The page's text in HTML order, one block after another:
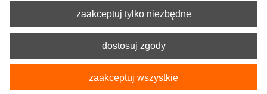
MOŻLIWE FORMY PŁATNOŚCI
pokaż pełną wersję strony
zaakceptuj tylko niezbędne
dostosuj zgody
zaakceptuj wszystkie